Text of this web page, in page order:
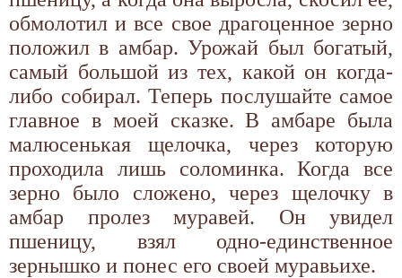
обмолотил и все свое драгоценное зерно
положил в амбар. Урожай был богатый,
самый большой из тех, какой он когда-
либо собирал. Теперь послушайте самое
главное в моей сказке. В амбаре была
малюсенькая щелочка, через которую
проходила лишь соломинка. Когда все
зерно было сложено, через щелочку в
амбар пролез муравей. Он увидел
пшеницу, взял одно-единственное
зернышко и понес его своей муравьихе.